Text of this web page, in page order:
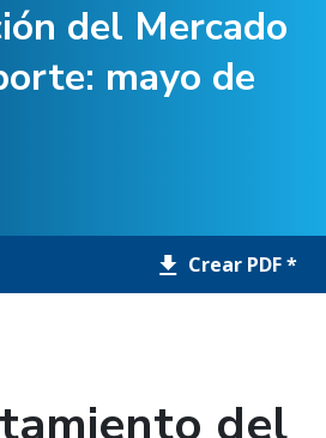
del Mercado
mayo de
Crear PDF *
del